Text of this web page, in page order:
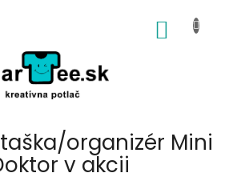
organizér Mini
v akcii